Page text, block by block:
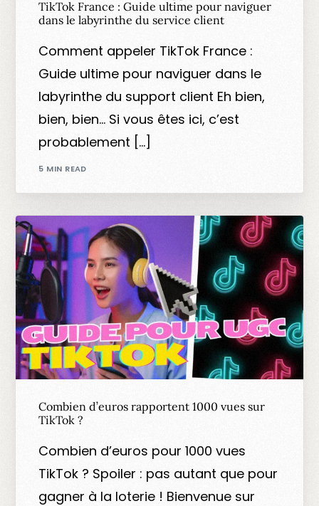
TikTok France : Guide ultime pour naviguer
dans le labyrinthe du service client
Comment appeler TikTok France :
Guide ultime pour naviguer dans le
labyrinthe du support client Eh bien,
bien, bien… Si vous êtes ici, c’est
probablement […]
5 MIN READ
Combien d’euros rapportent 1000 vues sur
TikTok ?
Combien d’euros pour 1000 vues
TikTok ? Spoiler : pas autant que pour
gagner à la loterie ! Bienvenue sur